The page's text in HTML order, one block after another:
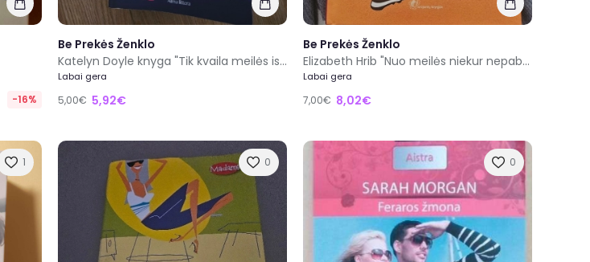
-16%
Be Prekės Ženklo
Katelyn Doyle knyga "Tik kvaila meilės istorija"
Labai gera
5,00€ 5,92€
Be Prekės Ženklo
Elizabeth Hrib "Nuo meilės niekur nepabėgsi"
Labai gera
7,00€ 8,02€
1 0 0